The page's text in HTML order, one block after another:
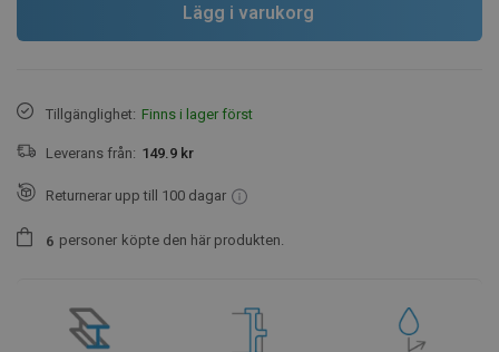
Lägg i varukorg
Tillgänglighet: Finns i lager först
Leverans från: 149.9 kr
Returnerar upp till 100 dagar
6 personer köpte den här produkten.